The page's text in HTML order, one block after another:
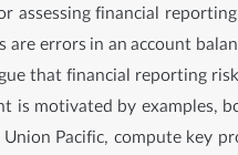
assessing financial
errors in an account
that financial reporting
is motivated by examples,
Pacific, compute key